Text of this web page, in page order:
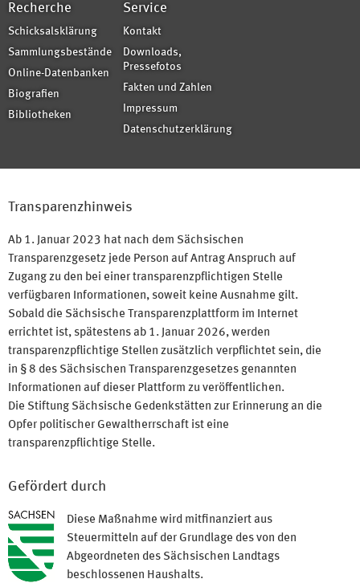
Recherche
Schicksalsklärung
Sammlungsbestände
Online-Datenbanken
Biografien
Bibliotheken
Service
Kontakt
Downloads,
Pressefotos
Fakten und Zahlen
Impressum
Datenschutzerklärung
Transparenzhinweis
Ab 1. Januar 2023 hat nach dem Sächsischen
Transparenzgesetz jede Person auf Antrag Anspruch auf
Zugang zu den bei einer transparenzpflichtigen Stelle
verfügbaren Informationen, soweit keine Ausnahme gilt.
Sobald die Sächsische Transparenzplattform im Internet
errichtet ist, spätestens ab 1. Januar 2026, werden
transparenzpflichtige Stellen zusätzlich verpflichtet sein, die
in § 8 des Sächsischen Transparenzgesetzes genannten
Informationen auf dieser Plattform zu veröffentlichen.
Die Stiftung Sächsische Gedenkstätten zur Erinnerung an die
Opfer politischer Gewaltherrschaft ist eine
transparenzpflichtige Stelle.
Gefördert durch
Diese Maßnahme wird mitfinanziert aus
Steuermitteln auf der Grundlage des von den
Abgeordneten des Sächsischen Landtags
beschlossenen Haushalts.